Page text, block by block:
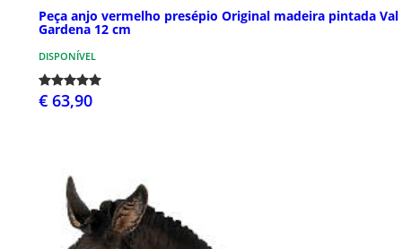
Peça anjo vermelho presépio Original madeira pintada Val
Gardena 12 cm
DISPONÍVEL
€ 63,90